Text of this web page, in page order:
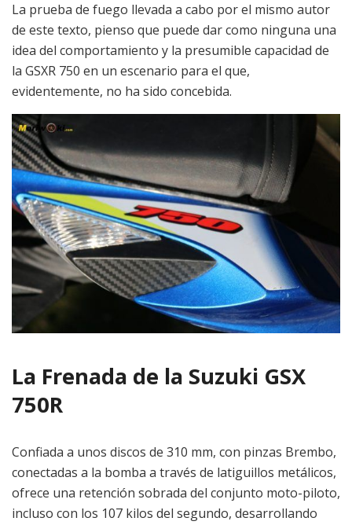
La prueba de fuego llevada a cabo por el mismo autor
de este texto, pienso que puede dar como ninguna una
idea del comportamiento y la presumible capacidad de
la GSXR 750 en un escenario para el que,
evidentemente, no ha sido concebida.
La Frenada de la Suzuki GSX
750R
Confiada a unos discos de 310 mm, con pinzas Brembo,
conectadas a la bomba a través de latiguillos metálicos,
ofrece una retención sobrada del conjunto moto-piloto,
incluso con los 107 kilos del segundo, desarrollando